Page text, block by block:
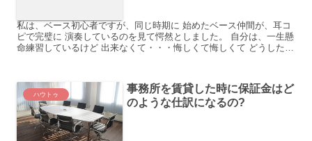
私は、ベース初心者ですが、同じ時期に 始めたベース仲間が、耳コ
ピで完璧に 演奏しているのを見て愕然としました。 自分は、一生懸
命練習しているけど 出来なくて・・・悔しくて悔しくて どうしたら
ハウトゥ
事務所を賃貸した時に保証金はど
のような仕訳になるの?